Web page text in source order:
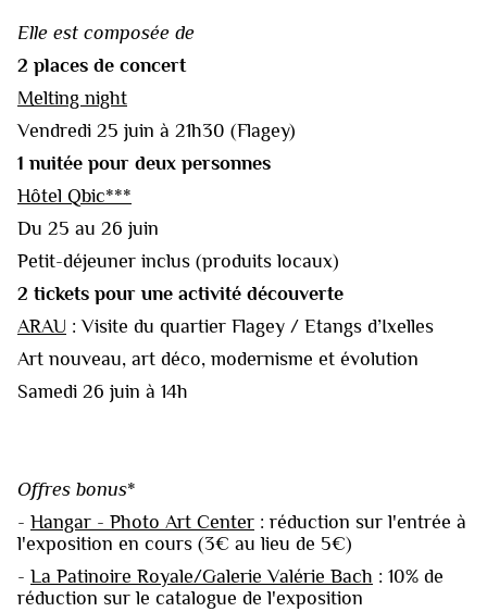
Elle est composée de
2 places de concert
Melting night
Vendredi 25 juin à 21h30 (Flagey)
1 nuitée pour deux personnes
Hôtel Qbic***
Du 25 au 26 juin
Petit-déjeuner inclus (produits locaux)
2 tickets pour une activité découverte
ARAU : Visite du quartier Flagey / Etangs d’Ixelles
Art nouveau, art déco, modernisme et évolution
Samedi 26 juin à 14h
Offres bonus*
- Hangar - Photo Art Center : réduction sur l'entrée à
l'exposition en cours (3€ au lieu de 5€)
- La Patinoire Royale/Galerie Valérie Bach : 10% de
réduction sur le catalogue de l'exposition